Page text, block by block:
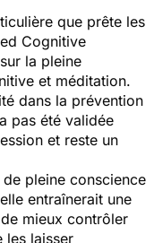
que prête les
Cognitive
la pleine
et méditation.
dans la prévention
pas été validée
et reste un
pleine conscience
entraînerait une
mieux contrôler
les laisser